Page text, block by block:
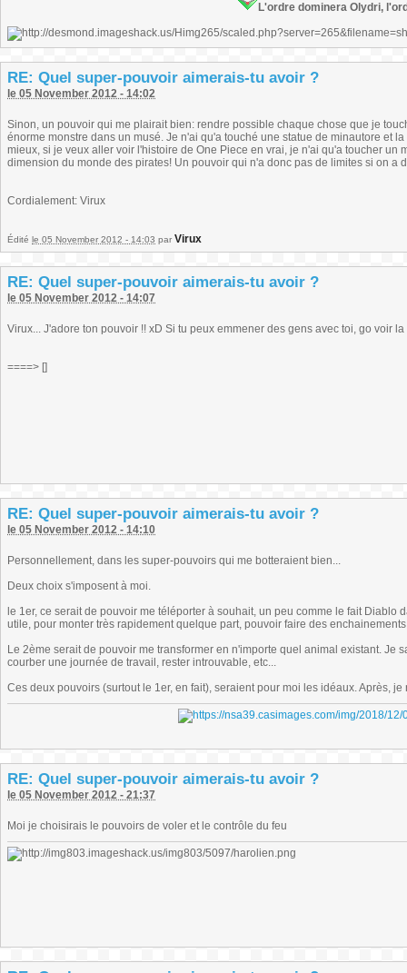
L'ordre dominera Olydri,
RE: Quel super-pouvoir aimerais-tu avoir ?
le 05 November 2012 - 14:02
Sinon, un pouvoir qui me plairait bien: rendre possible chaque chose que je
énorme monstre dans un musé. Je n'ai qu'a touché une statue de minautore et
mieux, si je veux aller voir l'histoire de One Piece en vrai, je n'ai qu'a toucher un
dimension du monde des pirates! Un pouvoir qui n'a donc pas de limites si on a
Cordialement: Virux
Édité le 05 November 2012 - 14:03 par Virux
RE: Quel super-pouvoir aimerais-tu avoir ?
le 05 November 2012 - 14:07
Virux... J'adore ton pouvoir !! xD Si tu peux emmener des gens avec toi, go voir
====> []
RE: Quel super-pouvoir aimerais-tu avoir ?
le 05 November 2012 - 14:10
Personnellement, dans les super-pouvoirs qui me botteraient bien...
Deux choix s'imposent à moi.
le 1er, ce serait de pouvoir me téléporter à souhait, un peu comme le fait
utile, pour monter très rapidement quelque part, pouvoir faire des
Le 2ème serait de pouvoir me transformer en n'importe quel animal existant. Je
courber une journée de travail, rester introuvable, etc...
Ces deux pouvoirs (surtout le 1er, en fait), seraient pour moi les idéaux. Après,
RE: Quel super-pouvoir aimerais-tu avoir ?
le 05 November 2012 - 21:37
Moi je choisirais le pouvoirs de voler et le contrôle du feu